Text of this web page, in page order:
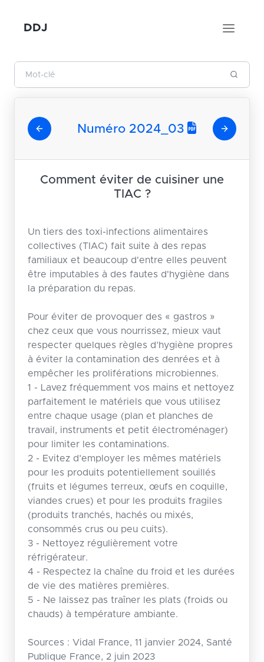
DDJ
Numéro 2024_03
Comment éviter de cuisiner une
TIAC ?
Un tiers des toxi-infections alimentaires
collectives (TIAC) fait suite à des repas
familiaux et beaucoup d'entre elles peuvent
être imputables à des fautes d'hygiène dans
la préparation du repas.
Pour éviter de provoquer des « gastros »
chez ceux que vous nourrissez, mieux vaut
respecter quelques règles d’hygiène propres
à éviter la contamination des denrées et à
empêcher les proliférations microbiennes.
1 - Lavez fréquemment vos mains et nettoyez
parfaitement le matériels que vous utilisez
entre chaque usage (plan et planches de
travail, instruments et petit électroménager)
pour limiter les contaminations.
2 - Evitez d’employer les mêmes matériels
pour les produits potentiellement souillés
(fruits et légumes terreux, œufs en coquille,
viandes crues) et pour les produits fragiles
(produits tranchés, hachés ou mixés,
consommés crus ou peu cuits).
3 - Nettoyez régulièrement votre
réfrigérateur.
4 - Respectez la chaîne du froid et les durées
de vie des matières premières.
5 - Ne laissez pas traîner les plats (froids ou
chauds) à température ambiante.
Sources : Vidal France, 11 janvier 2024, Santé
Publique France, 2 juin 2023